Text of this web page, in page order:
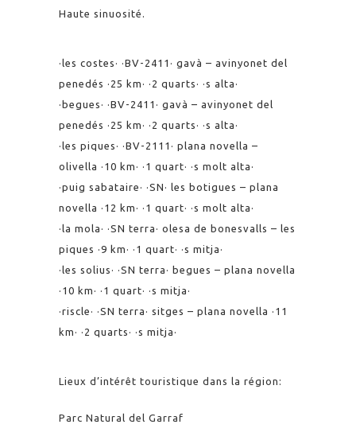
Haute sinuosité.
·les costes· ·BV-2411· gavà – avinyonet del
penedés ·25 km· ·2 quarts· ·s alta·
·begues· ·BV-2411· gavà – avinyonet del
penedés ·25 km· ·2 quarts· ·s alta·
·les piques· ·BV-2111· plana novella –
olivella ·10 km· ·1 quart· ·s molt alta·
·puig sabataire· ·SN· les botigues – plana
novella ·12 km· ·1 quart· ·s molt alta·
·la mola· ·SN terra· olesa de bonesvalls – les
piques ·9 km· ·1 quart· ·s mitja·
·les solius· ·SN terra· begues – plana novella
·10 km· ·1 quart· ·s mitja·
·riscle· ·SN terra· sitges – plana novella ·11
km· ·2 quarts· ·s mitja·
Lieux d’intérêt touristique dans la région:
Parc Natural del Garraf